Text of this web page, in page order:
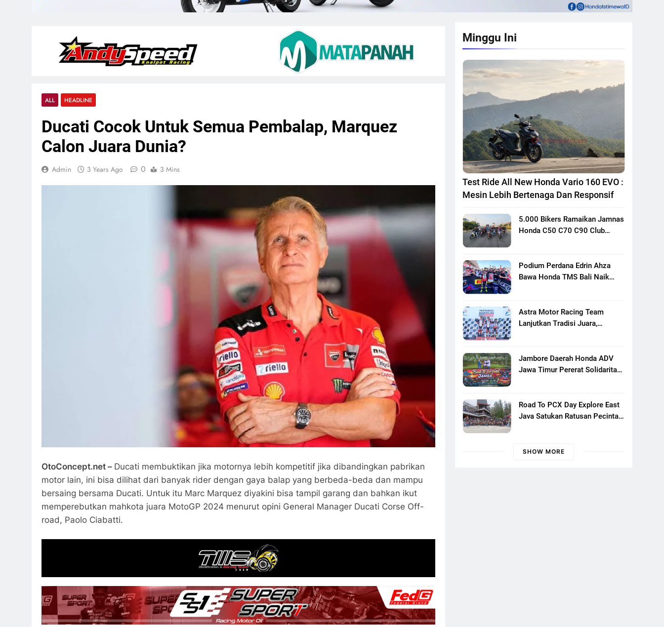
ALL HEADLINE
Ducati Cocok Untuk Semua Pembalap, Marquez
Calon Juara Dunia?
Admin 3 Years Ago 0 3 Mins
OtoConcept.net – Ducati membuktikan jika motornya lebih kompetitif jika dibandingkan pabrikan
motor lain, ini bisa dilihat dari banyak rider dengan gaya balap yang berbeda-beda dan mampu
bersaing bersama Ducati. Untuk itu Marc Marquez diyakini bisa tampil garang dan bahkan ikut
memperebutkan mahkota juara MotoGP 2024 menurut opini General Manager Ducati Corse Off-
road, Paolo Ciabatti.
Minggu Ini
Test Ride All New Honda Vario 160 EVO :
Mesin Lebih Bertenaga Dan Responsif
5.000 Bikers Ramaikan Jamnas
Honda C50 C70 C90 Club
Motor Klasik Honda
Podium Perdana Edrin Ahza
Bawa Honda TMS Bali Naik
Astra Motor Racing Team
Lanjutkan Tradisi Juara,
Putaran Ke 3
Jambore Daerah Honda ADV
Jawa Timur Pererat Solidaritas
Banyuwangi
Road To PCX Day Explore East
Java Satukan Ratusan Pecinta
SHOW MORE